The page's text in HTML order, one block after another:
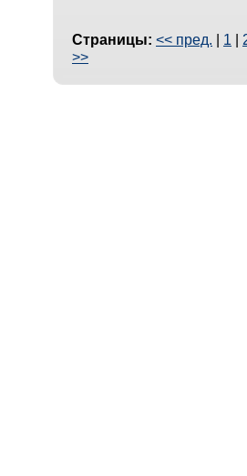
Страницы: << пред. | 1 |
>>